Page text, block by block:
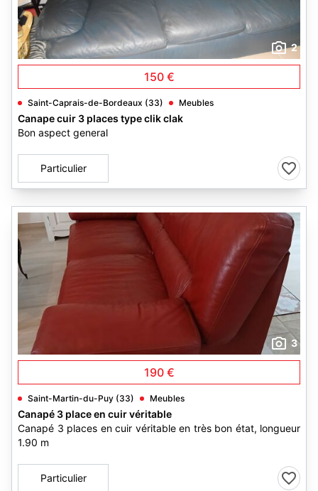
2
150 €
Saint-Caprais-de-Bordeaux (33) Meubles
Canape cuir 3 places type clik clak
Bon aspect general
Particulier
3
190 €
Saint-Martin-du-Puy (33) Meubles
Canapé 3 place en cuir véritable
Canapé 3 places en cuir véritable en très bon état, longueur
1.90 m
Particulier